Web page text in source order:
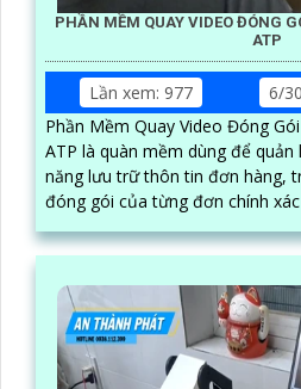
PHẦN MỀM QUAY VIDEO ĐÓNG
ATP
Lần xem: 977
6/
Phần Mềm Quay Video Đóng
ATP là quàn mềm dùng để
năng lưu trữ thôn tin đơn hàng,
đóng gói của từng đơn chính